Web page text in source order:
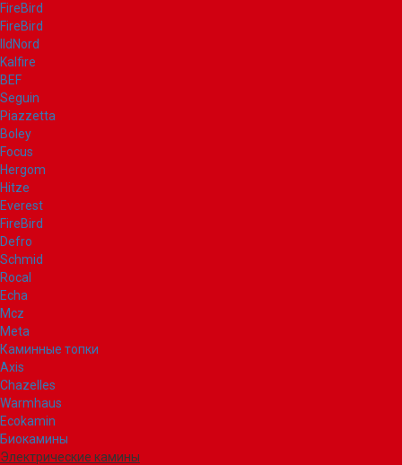
FireBird
FireBird
IldNord
Kalfire
BEF
Seguin
Piazzetta
Boley
Focus
Hergom
Hitze
Everest
FireBird
Defro
Schmid
Rocal
Echa
Mcz
Meta
Каминные топки
Axis
Chazelles
Warmhaus
Ecokamin
Биокамины
Электрические камины